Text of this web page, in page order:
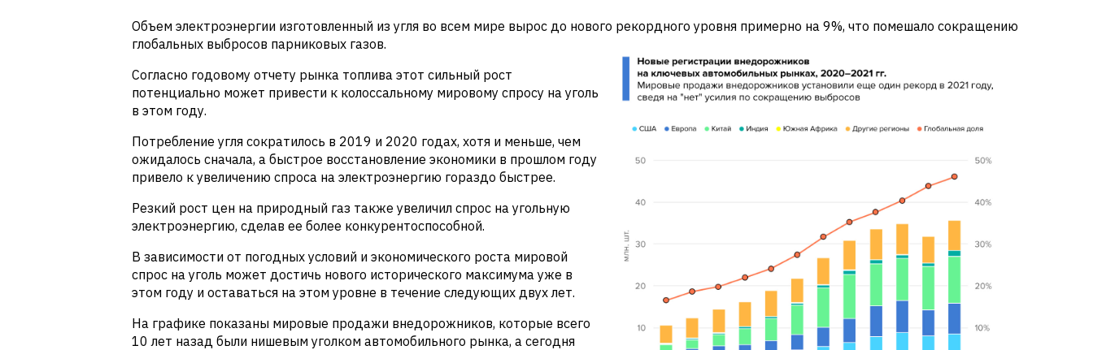
Объем электроэнергии изготовленный из угля во всем мире вырос до нового рекордного уровня примерно на 9%, что помешало сокращению
глобальных выбросов парниковых газов.
Согласно годовому отчету рынка топлива этот сильный рост
потенциально может привести к колоссальному мировому спросу на уголь
в этом году.
Потребление угля сократилось в 2019 и 2020 годах, хотя и меньше, чем
ожидалось сначала, а быстрое восстановление экономики в прошлом году
привело к увеличению спроса на электроэнергию гораздо быстрее.
Резкий рост цен на природный газ также увеличил спрос на угольную
электроэнергию, сделав ее более конкурентоспособной.
В зависимости от погодных условий и экономического роста мировой
спрос на уголь может достичь нового исторического максимума уже в
этом году и оставаться на этом уровне в течение следующих двух лет.
На графике показаны мировые продажи внедорожников, которые всего
10 лет назад были нишевым уголком автомобильного рынка, а сегодня